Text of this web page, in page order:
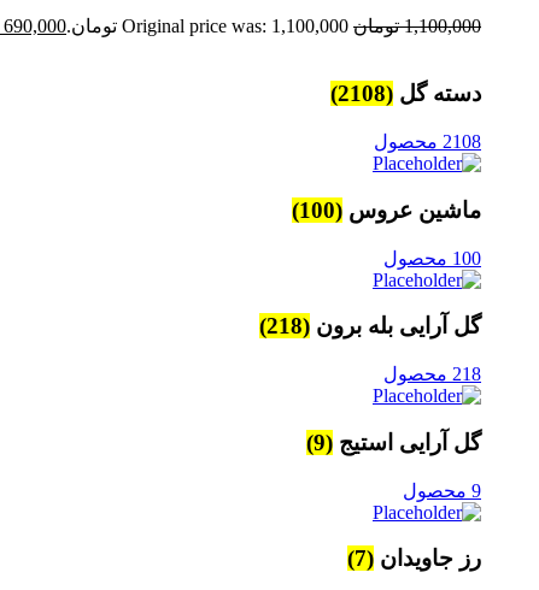
1,100,000 تومان Original price was: 1,100,000 تومان. 690,000
دسته گل (2108)
2108 محصول
ماشین عروس (100)
100 محصول
گل آرایی بله برون (218)
218 محصول
گل آرایی استیج (9)
9 محصول
رز جاویدان (7)